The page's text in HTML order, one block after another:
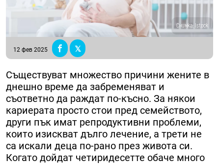
Снимка: Istock
12 фев 2025
Съществуват множество причини жените в
днешно време да забременяват и
съответно да раждат по-късно. За някои
кариерата просто стои пред семейството,
други пък имат репродуктивни проблеми,
които изискват дълго лечение, а трети не
са искали деца по-рано през живота си.
Когато дойдат четиридесетте обаче много